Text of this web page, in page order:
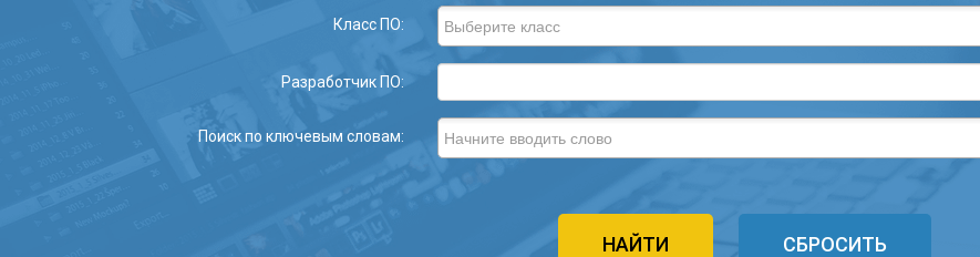
Класс ПО:
Разработчик ПО:
Поиск по ключевым словам:
НАЙТИ СБРОСИТЬ